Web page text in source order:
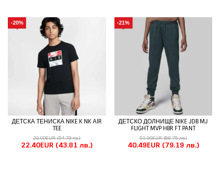
-20%
ДЕТСКА ТЕНИСКА NIKE K NK AIR
TEE
28.00EUR(54.76 лв.)
22.40EUR (43.81 лв.)
-21%
ДЕТСКО ДОЛНИЩЕ NIKE JDB MJ
FLIGHT MVP HBR FT PANT
51.00EUR(99.75 лв.)
40.49EUR (79.19 лв.)